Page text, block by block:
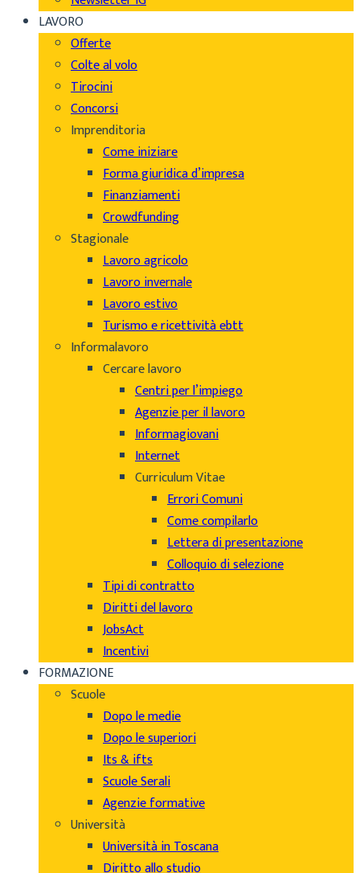
LAVORO
Offerte
Colte al volo
Tirocini
Concorsi
Imprenditoria
Come iniziare
Forma giuridica d’impresa
Finanziamenti
Crowdfunding
Stagionale
Lavoro agricolo
Lavoro invernale
Lavoro estivo
Turismo e ricettività ebtt
Informalavoro
Cercare lavoro
Centri per l’impiego
Agenzie per il lavoro
Informagiovani
Internet
Curriculum Vitae
Errori Comuni
Come compilarlo
Lettera di presentazione
Colloquio di selezione
Tipi di contratto
Diritti del lavoro
JobsAct
Incentivi
FORMAZIONE
Scuole
Dopo le medie
Dopo le superiori
Its & ifts
Scuole Serali
Agenzie formative
Università
Università in Toscana
Diritto allo studio